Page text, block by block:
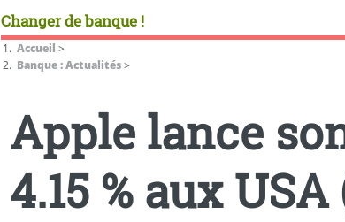
Changer de banque !
Accueil >
Banque : Actualités>
Apple lance
4.15 % aux